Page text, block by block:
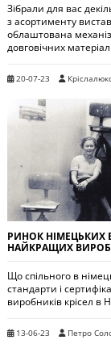
Зібрали для вас
з асортименту
облаштована
довговічних
20-07-23
РИНОК НІМЕЦЬКИХ
НАЙКРАЩИХ
Що спільного в
стандарти і
виробників крісел в
13-06-23 Петро